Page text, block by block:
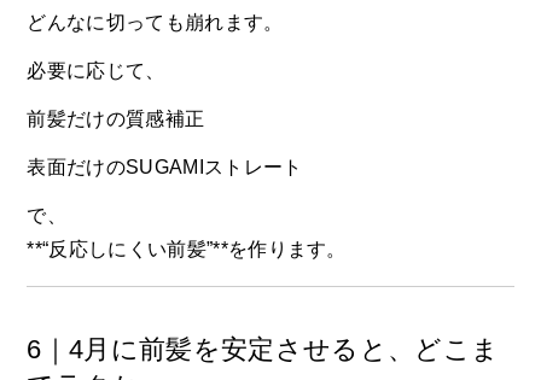
どんなに切っても崩れます。
必要に応じて、
前髪だけの質感補正
表面だけのSUGAMIストレート
で、
**“反応しにくい前髪”**を作ります。
6｜4月に前髪を安定させると、どこま